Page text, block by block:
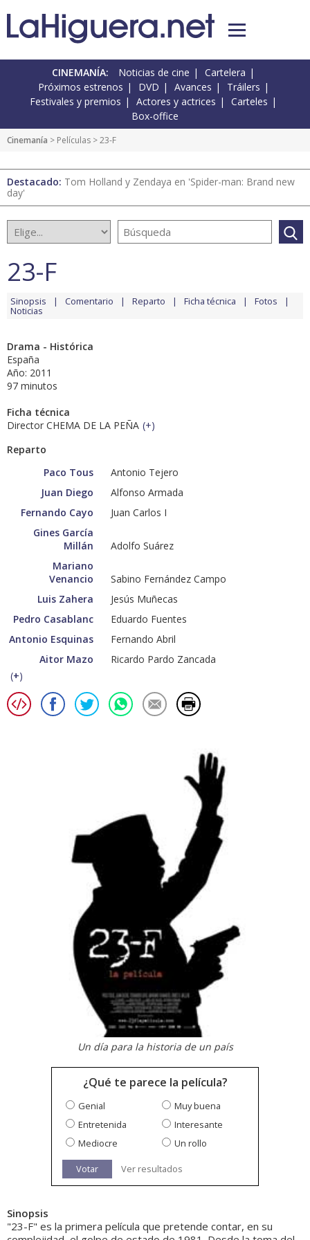
CINEMANÍA: Noticias de cine
Cartelera
Próximos estrenos
DVD Avances
Tráilers
Festivales y premios
Actores y actrices
Carteles
Box-office
Cinemanía > Películas > 23-F
Destacado: Tom Holland y Zendaya en 'Spider-man: Brand new
day'
23-F
Sinopsis Comentario Reparto Ficha técnica Fotos
Noticias
Drama - Histórica
España
Año: 2011
97 minutos
Ficha técnica
Director CHEMA DE LA PEÑA (+)
Reparto
Paco Tous
Antonio Tejero
Juan Diego
Alfonso Armada
Fernando Cayo
Juan Carlos I
Gines García
Millán
Adolfo Suárez
Mariano
Venancio
Sabino Fernández Campo
Luis Zahera
Jesús Muñecas
Pedro Casablanc
Eduardo Fuentes
Antonio Esquinas
Fernando Abril
Aitor Mazo
Ricardo Pardo Zancada
(+)
Un día para la historia de un país
¿Qué te parece la película?
Genial
Muy buena
Entretenida
Interesante
Mediocre
Un rollo
Votar Ver resultados
Sinopsis
"23-F" es la primera película que pretende contar, en su